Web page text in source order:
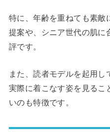
特に、年齢を重ねても素敵
提案や、シニア世代の肌に
評です。
また、読者モデルを起用
実際に着こなす姿を見るこ
いのも特徴です。